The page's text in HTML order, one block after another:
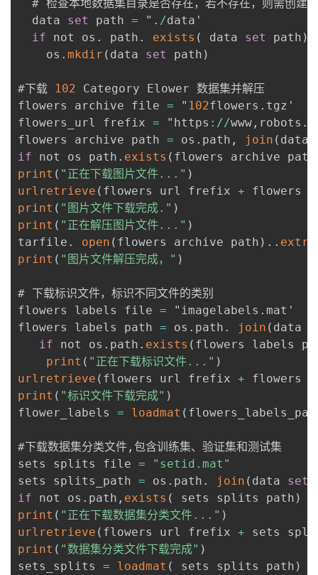
  # 检查本地数据集目录是否存在，若不存在，则需创建
  data
set path = " . /data'
if not os . path . exists ( data set path )
    os
. mkdir ( data set path )
#下载 102 Category Elower 数据集并解压
flowers archive file = " 102flowers . tgz'
flowers_url frefix = "https : //www , robots .
flowers archive path = os . path , join ( data
if not os path . exists ( flowers archive path
print ( "正在下载图片文件..." )
urlretrieve ( flowers url frefix + flowers
print ( "图片文件下载完成." )
print ( "正在解压图片文件..." )
tarfile . open ( flowers archive path ) . .
print ( "图片文件解压完成，" )
# 下载标识文件，标识不同文件的类别
flowers labels file = "imagelabels . mat'
flowers labels path = os . path . join ( data
if not os . path . exists ( flowers labels
print ( "正在下载标识文件..." )
urlretrieve ( flowers url frefix + flowers
print ( "标识文件下载完成" )
flower_labels = loadmat (
#下载数据集分类文件 , 包含训练集、验证集和测试集
sets splits file =
"setid.mat"
sets splits_path = os . path . join ( data set
if not os . path , exists ( sets splits path )
print ( "正在下载数据集分类文件..." )
urlretrieve ( flowers url frefix + sets
print ( "数据集分类文件下载完成" )
sets_splits = loadmat ( sets splits path )